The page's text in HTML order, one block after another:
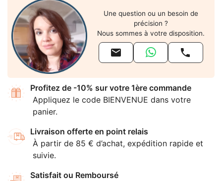
Une question ou un besoin de
précision ?
Nous sommes à votre disposition.
 
Profitez de -10% sur votre 1ère commande
Appliquez le code BIENVENUE dans votre
panier.
Livraison offerte en point relais
À partir de 85 € d’achat, expédition rapide et
suivie.
Satisfait ou Remboursé